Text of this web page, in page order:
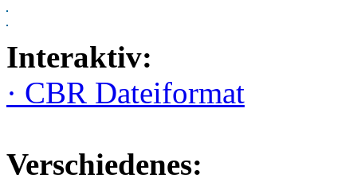
Interaktiv:
· CBR Dateiformat
Verschiedenes: